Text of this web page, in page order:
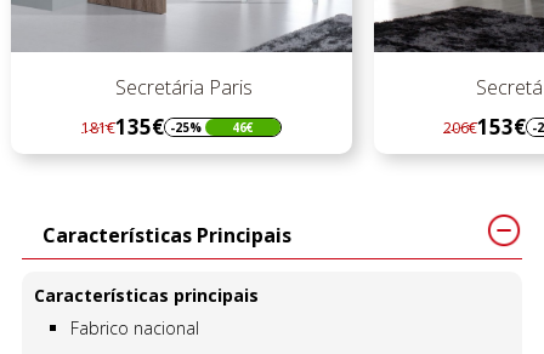
Secretária Paris
Regular
preço
181€135€
Preço -25% 46€
Regular
preço
206€153€
Preço -
Características Principais
Características principais
Fabrico nacional